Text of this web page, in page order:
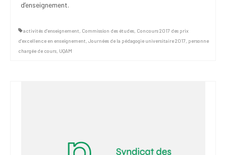
d’enseignement.
activités d'enseignement, Commission des études, Concours 2017 des prix
d'excellence en enseignement, Journées de la pédagogie universitaire 2017, personne
chargée de cours, UQAM